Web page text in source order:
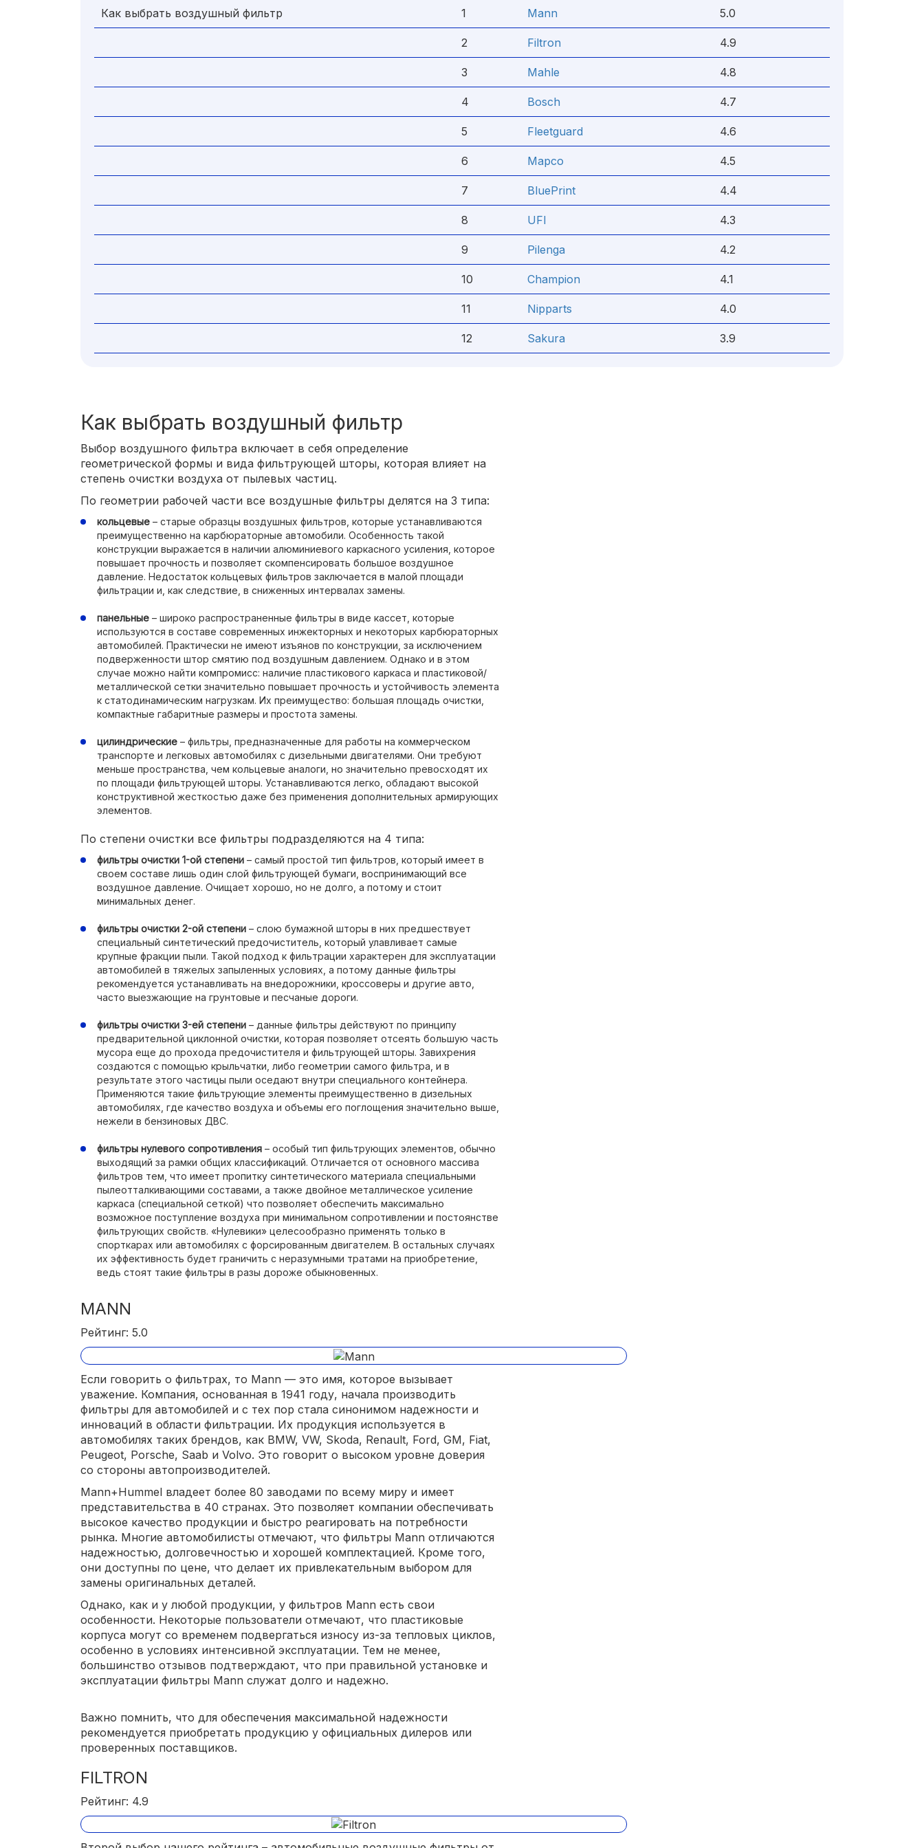
Как выбрать воздушный фильтр 1 Mann 5.0
2 Filtron 4.9
3 Mahle 4.8
4 Bosch 4.7
5 Fleetguard 4.6
6 Mapco 4.5
7 BluePrint 4.4
8 UFI 4.3
9 Pilenga 4.2
10 Champion 4.1
11 Nipparts 4.0
12 Sakura 3.9
Как выбрать воздушный фильтр
Выбор воздушного фильтра включает в себя определение
геометрической формы и вида фильтрующей шторы, которая влияет на
степень очистки воздуха от пылевых частиц.
По геометрии рабочей части все воздушные фильтры делятся на 3 типа:
кольцевые – старые образцы воздушных фильтров, которые устанавливаются
преимущественно на карбюраторные автомобили. Особенность такой
конструкции выражается в наличии алюминиевого каркасного усиления, которое
повышает прочность и позволяет скомпенсировать большое воздушное
давление. Недостаток кольцевых фильтров заключается в малой площади
фильтрации и, как следствие, в сниженных интервалах замены.
панельные – широко распространенные фильтры в виде кассет, которые
используются в составе современных инжекторных и некоторых карбюраторных
автомобилей. Практически не имеют изъянов по конструкции, за исключением
подверженности штор смятию под воздушным давлением. Однако и в этом
случае можно найти компромисс: наличие пластикового каркаса и пластиковой/
металлической сетки значительно повышает прочность и устойчивость элемента
к статодинамическим нагрузкам. Их преимущество: большая площадь очистки,
компактные габаритные размеры и простота замены.
цилиндрические – фильтры, предназначенные для работы на коммерческом
транспорте и легковых автомобилях с дизельными двигателями. Они требуют
меньше пространства, чем кольцевые аналоги, но значительно превосходят их
по площади фильтрующей шторы. Устанавливаются легко, обладают высокой
конструктивной жесткостью даже без применения дополнительных армирующих
элементов.
По степени очистки все фильтры подразделяются на 4 типа:
фильтры очистки 1-ой степени – самый простой тип фильтров, который имеет в
своем составе лишь один слой фильтрующей бумаги, воспринимающий все
воздушное давление. Очищает хорошо, но не долго, а потому и стоит
минимальных денег.
фильтры очистки 2-ой степени – слою бумажной шторы в них предшествует
специальный синтетический предочиститель, который улавливает самые
крупные фракции пыли. Такой подход к фильтрации характерен для эксплуатации
автомобилей в тяжелых запыленных условиях, а потому данные фильтры
рекомендуется устанавливать на внедорожники, кроссоверы и другие авто,
часто выезжающие на грунтовые и песчаные дороги.
фильтры очистки 3-ей степени – данные фильтры действуют по принципу
предварительной циклонной очистки, которая позволяет отсеять большую часть
мусора еще до прохода предочистителя и фильтрующей шторы. Завихрения
создаются с помощью крыльчатки, либо геометрии самого фильтра, и в
результате этого частицы пыли оседают внутри специального контейнера.
Применяются такие фильтрующие элементы преимущественно в дизельных
автомобилях, где качество воздуха и объемы его поглощения значительно выше,
нежели в бензиновых ДВС.
фильтры нулевого сопротивления – особый тип фильтрующих элементов, обычно
выходящий за рамки общих классификаций. Отличается от основного массива
фильтров тем, что имеет пропитку синтетического материала специальными
пылеотталкивающими составами, а также двойное металлическое усиление
каркаса (специальной сеткой) что позволяет обеспечить максимально
возможное поступление воздуха при минимальном сопротивлении и постоянстве
фильтрующих свойств. «Нулевики» целесообразно применять только в
спорткарах или автомобилях с форсированным двигателем. В остальных случаях
их эффективность будет граничить с неразумными тратами на приобретение,
ведь стоят такие фильтры в разы дороже обыкновенных.
MANN
Рейтинг: 5.0
Если говорить о фильтрах, то Mann — это имя, которое вызывает
уважение. Компания, основанная в 1941 году, начала производить
фильтры для автомобилей и с тех пор стала синонимом надежности и
инноваций в области фильтрации. Их продукция используется в
автомобилях таких брендов, как BMW, VW, Skoda, Renault, Ford, GM, Fiat,
Peugeot, Porsche, Saab и Volvo. Это говорит о высоком уровне доверия
со стороны автопроизводителей.
Mann+Hummel владеет более 80 заводами по всему миру и имеет
представительства в 40 странах. Это позволяет компании обеспечивать
высокое качество продукции и быстро реагировать на потребности
рынка. Многие автомобилисты отмечают, что фильтры Mann отличаются
надежностью, долговечностью и хорошей комплектацией. Кроме того,
они доступны по цене, что делает их привлекательным выбором для
замены оригинальных деталей.
Однако, как и у любой продукции, у фильтров Mann есть свои
особенности. Некоторые пользователи отмечают, что пластиковые
корпуса могут со временем подвергаться износу из-за тепловых циклов,
особенно в условиях интенсивной эксплуатации. Тем не менее,
большинство отзывов подтверждают, что при правильной установке и
эксплуатации фильтры Mann служат долго и надежно.
Важно помнить, что для обеспечения максимальной надежности
рекомендуется приобретать продукцию у официальных дилеров или
проверенных поставщиков.
FILTRON
Рейтинг: 4.9